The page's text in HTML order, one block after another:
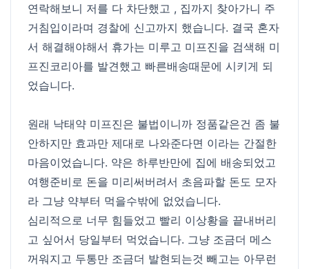
연락해보니 저를 다 차단했고 , 집까지 찾아가니 주
거침입이라며 경찰에 신고까지 했습니다. 결국 혼자
서 해결해야해서 휴가는 미루고 미프진을 검색해 미
프진코리아를 발견했고 빠른배송때문에 시키게 되
었습니다.
원래 낙태약 미프진은 불법이니까 정품같은건 좀 불
안하지만 효과만 제대로 나와준다면 이라는 간절한
마음이었습니다. 약은 하루반만에 집에 배송되었고
여행준비로 돈을 미리써버려서 초음파할 돈도 모자
라 그냥 약부터 먹을수밖에 없었습니다.
심리적으로 너무 힘들었고 빨리 이상황을 끝내버리
고 싶어서 당일부터 먹었습니다. 그냥 조금더 메스
꺼워지고 두통만 조금더 발현되는것 빼고는 아무런